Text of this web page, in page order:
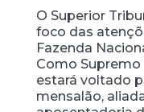
O Superior
foco das
Fazenda
Como Supremo
estará voltado
mensalão,